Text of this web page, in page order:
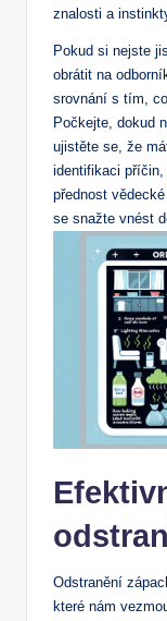
znalosti a
Pokud si nejste
obrátit na
srovnání s tím,
Počkejte, dokud
ujistěte se, že
identifikaci
přednost
se snažte vnést
Odstranění
které nám